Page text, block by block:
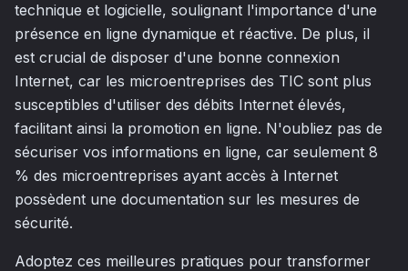
technique et logicielle, soulignant l'importance d'une
présence en ligne dynamique et réactive. De plus, il
est crucial de disposer d'une bonne connexion
Internet, car les microentreprises des TIC sont plus
susceptibles d'utiliser des débits Internet élevés,
facilitant ainsi la promotion en ligne. N'oubliez pas de
sécuriser vos informations en ligne, car seulement 8
% des microentreprises ayant accès à Internet
possèdent une documentation sur les mesures de
sécurité.
Adoptez ces meilleures pratiques pour transformer